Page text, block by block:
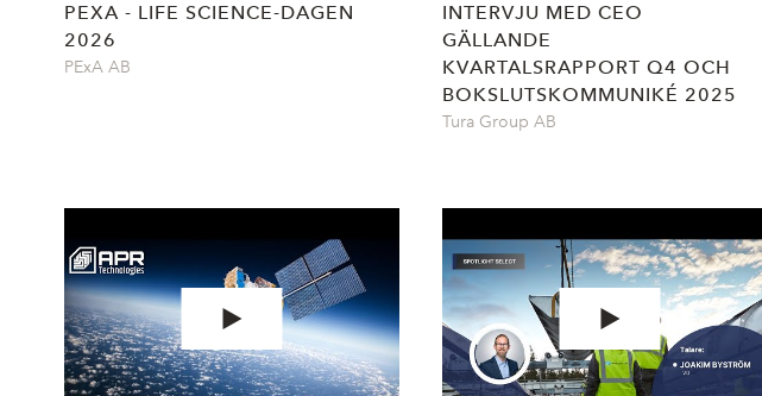
PEXA - LIFE SCIENCE-DAGEN
2026
PExA AB
INTERVJU MED CEO
GÄLLANDE
KVARTALSRAPPORT Q4 OCH
BOKSLUTSKOMMUNIKÉ 2025
Tura Group AB